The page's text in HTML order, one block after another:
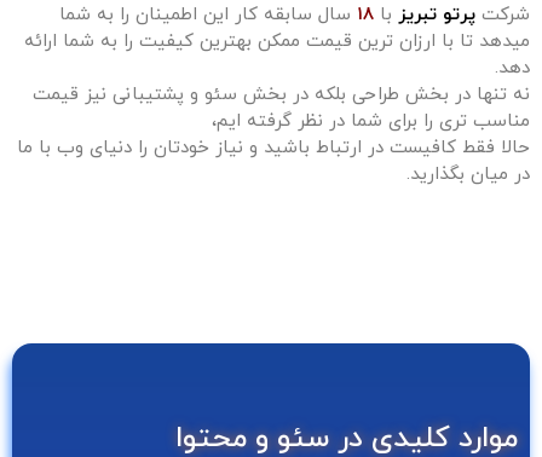
شرکت پرتو تبریز با ۱۸ سال سابقه کار این اطمینان را به شما
میدهد تا با ارزان ترین قیمت ممکن بهترین کیفیت را به شما ارائه
دهد.
نه تنها در بخش طراحی بلکه در بخش سئو و پشتیبانی نیز قیمت
مناسب تری را برای شما در نظر گرفته ایم،
حالا فقط کافیست در ارتباط باشید و نیاز خودتان را دنیای وب با ما
در میان بگذارید.
موارد کلیدی در سئو و محتوا